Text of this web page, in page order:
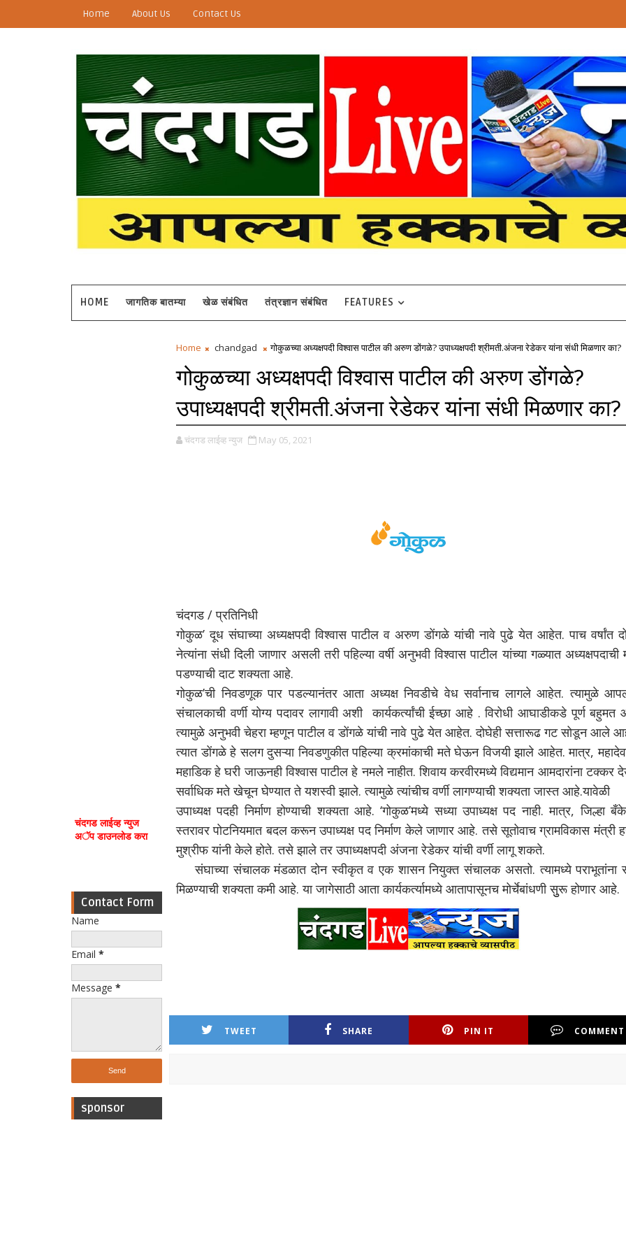
Home About Us Contact Us
HOME जागतिक बातम्या खेळ संबंधित तंत्रज्ञान संबंधित FEATURES
चंदगड लाईव्ह न्युज
अॅप डाउनलोड करा
Contact Form
Name
Email *
Message *
sponsor
Home chandgad गोकुळच्या अध्यक्षपदी विश्वास पाटील की अरुण डोंगळे? उपाध्यक्षपदी श्रीमती.अंजना रेडेकर यांना संधी मिळणार का?
गोकुळच्या अध्यक्षपदी विश्वास पाटील की अरुण डोंगळे?
उपाध्यक्षपदी श्रीमती.अंजना रेडेकर यांना संधी मिळणार का?
चंदगड लाईव्ह न्युज May 05, 2021
चंदगड / प्रतिनिधी
गोकुळ’ दूध संघाच्या अध्यक्षपदी विश्वास पाटील व अरुण डोंगळे यांची नावे पुढे येत आहेत. पाच वर्षांत
नेत्यांना संधी दिली जाणार असली तरी पहिल्या वर्षी अनुभवी विश्वास पाटील यांच्या गळ्यात अध्यक्षपदाची
पडण्याची दाट शक्यता आहे.
गोकुळ’ची निवडणूक पार पडल्यानंतर आता अध्यक्ष निवडीचे वेध सर्वानाच लागले आहेत. त्यामुळे
संचालकाची वर्णी योग्य पदावर लागावी अशी कार्यकर्त्यांची ईच्छा आहे . विरोधी आघाडीकडे पूर्ण बहुमत
त्यामुळे अनुभवी चेहरा म्हणून पाटील व डोंगळे यांची नावे पुढे येत आहेत. दोघेही सत्तारूढ गट सोडून आले
त्यात डोंगळे हे सलग दुसऱ्या निवडणुकीत पहिल्या क्रमांकाची मते घेऊन विजयी झाले आहेत. मात्र,
महाडिक हे घरी जाऊनही विश्वास पाटील हे नमले नाहीत. शिवाय करवीरमध्ये विद्यमान आमदारांना टक्कर
सर्वाधिक मते खेचून घेण्यात ते यशस्वी झाले. त्यामुळे त्यांचीच वर्णी लागण्याची शक्यता जास्त आहे.यावेळी
उपाध्यक्ष पदही निर्माण होण्याची शक्यता आहे. ‘गोकुळ’मध्ये सध्या उपाध्यक्ष पद नाही. मात्र, जिल्हा
स्तरावर पोटनियमात बदल करून उपाध्यक्ष पद निर्माण केले जाणार आहे. तसे सूतोवाच ग्रामविकास मंत्री
मुश्रीफ यांनी केले होते. तसे झाले तर उपाध्यक्षपदी अंजना रेडेकर यांची वर्णी लागू शकते.
संघाच्या संचालक मंडळात दोन स्वीकृत व एक शासन नियुक्त संचालक असतो. त्यामध्ये पराभूतांना
मिळण्याची शक्यता कमी आहे. या जागेसाठी आता कार्यकर्त्यामध्ये आतापासूनच मोर्चेबांधणी सुुरू होणार आहे.
TWEET SHARE PIN IT COMMENT